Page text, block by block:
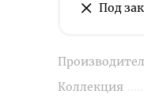
Под
Коллекция